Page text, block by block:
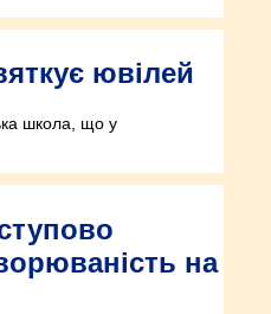
ювілей
школа, що у
на